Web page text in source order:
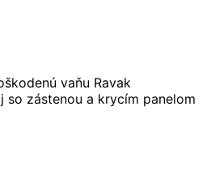
vaňu Ravak
so zástenou a krycím panelom